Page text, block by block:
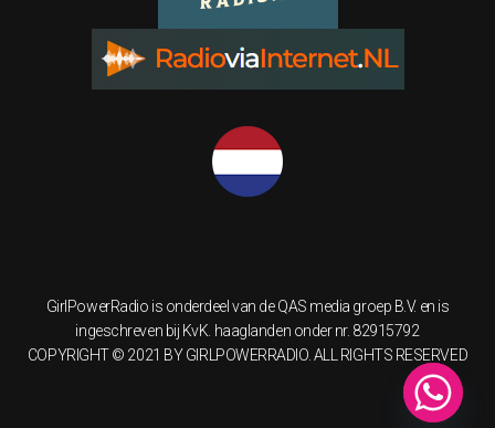
GirlPowerRadio is onderdeel van de QAS media groep B.V. en is
ingeschreven bij KvK. haaglanden onder nr. 82915792
COPYRIGHT © 2021 BY GIRLPOWERRADIO. ALL RIGHTS RESERVED